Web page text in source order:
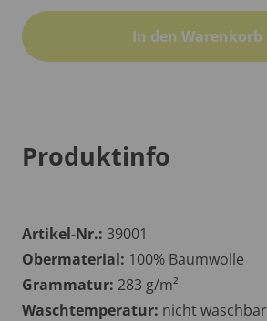
In den Warenkorb
Produktinfo
Artikel-Nr.: 39001
Obermaterial: 100% Baumwolle
Grammatur: 283 g/m²
Waschtemperatur: nicht waschbar